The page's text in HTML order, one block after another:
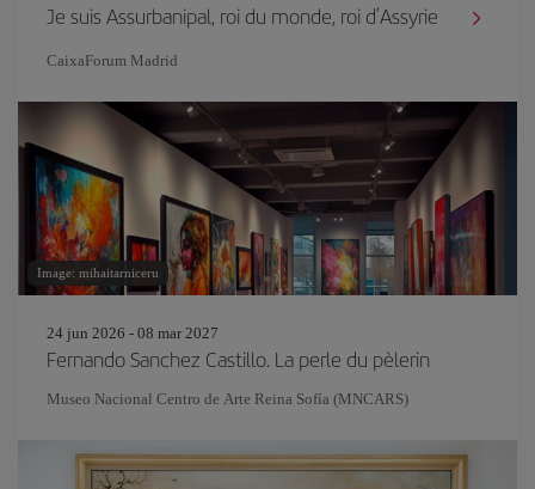
Je suis Assurbanipal, roi du monde, roi d’Assyrie
CaixaForum Madrid
Image: mihaitarniceru
24 jun 2026 - 08 mar 2027
Fernando Sanchez Castillo. La perle du pèlerin
Museo Nacional Centro de Arte Reina Sofía (MNCARS)